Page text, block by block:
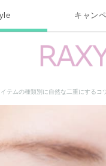
キャン
テムの種類別に自然な二重にするコ